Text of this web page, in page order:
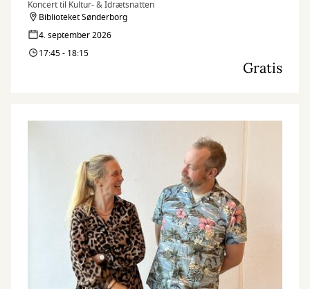
Koncert til Kultur- & Idrætsnatten
Biblioteket Sønderborg
4. september 2026
17:45 - 18:15
Gratis